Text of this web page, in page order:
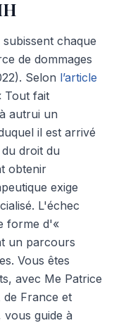
chaque
de dommages
Selon l’article
Tout fait
autrui un
il est arrivé
droit du
obtenir
exige
L'échec
forme d'«
un parcours
Vous êtes
avec Me Patrice
France et
vous guide à